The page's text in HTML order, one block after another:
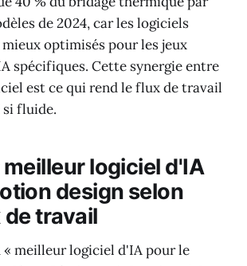
de 2024, car les logiciels
optimisés pour les jeux
spécifiques. Cette synergie entre
est ce qui rend le flux de travail
fluide.
logiciel d'IA
design selon
travail
« meilleur logiciel d'IA pour le